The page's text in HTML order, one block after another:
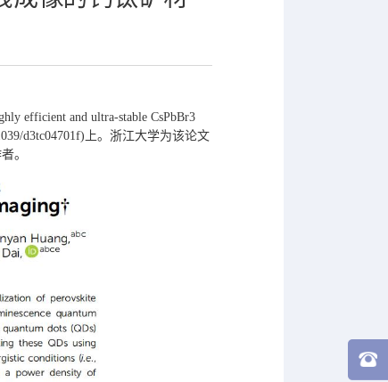
efficient and ultra-stable CsPbBr3
d3tc04701f)上。浙江大学为该论文
。